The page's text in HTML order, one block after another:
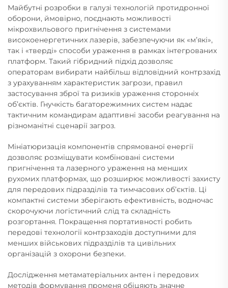
Майбутні розробки в галузі технологій протидронної
оборони, ймовірно, поєднають можливості
мікрохвильового пригнічення з системами
високоенергетичних лазерів, забезпечуючи як «м’які»,
так і «тверді» способи ураження в рамках інтегрованих
платформ. Такий гібридний підхід дозволяє
операторам вибирати найбільш відповідний контрзахід
з урахуванням характеристик загрози, правил
застосування зброї та ризиків ураження сторонніх
об’єктів. Гнучкість багаторежимних систем надає
тактичним командирам адаптивні засоби реагування на
різноманітні сценарії загроз.
Мініатюризація компонентів спрямованої енергії
дозволяє розміщувати комбіновані системи
пригнічення та лазерного ураження на менших
рухомих платформах, що розширює можливості захисту
для передових підразділів та тимчасових об’єктів. Ці
компактні системи зберігають ефективність, водночас
скорочуючи логістичний слід та складність
розгортання. Покращення портативності робить
передові технології контрзаходів доступними для
менших військових підразділів та цивільних
організацій з охорони безпеки.
Дослідження метаматеріальних антен і передових
методів формування променя обіцяють значне